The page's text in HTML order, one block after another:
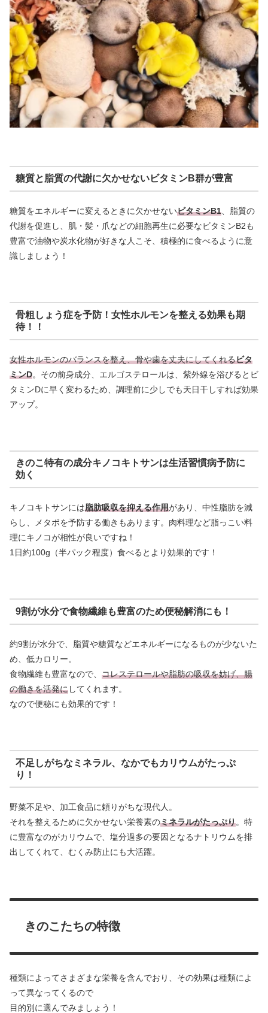
糖質と脂質の代謝に欠かせないビタミンB群が豊富
糖質をエネルギーに変えるときに欠かせないビタミンB1 、脂質の
代謝を促進し、肌・髪・爪などの細胞再生に必要なビタミンB2も
豊富で油物や炭水化物が好きな人こそ、積極的に食べるように意
識しましょう！
骨粗しょう症を予防！女性ホルモンを整える効果も期
待！！
女性ホルモンのバランスを整え、骨や歯を丈夫にしてくれるビタ
ミンD。その前身成分、エルゴステロールは、紫外線を浴びるとビ
タミンDに早く変わるため、調理前に少しでも天日干しすれば効果
アップ。
きのこ特有の成分キノコキトサンは生活習慣病予防に
効く
キノコキトサンには脂肪吸収を抑える作用があり、中性脂肪を減
らし、メタボを予防する働きもあります。肉料理など脂っこい料
理にキノコが相性が良いですね！
1日約100g（半パック程度）食べるとより効果的です！
9割が水分で食物繊維も豊富のため便秘解消にも！
約9割が水分で、脂質や糖質などエネルギーになるものが少ないた
め、低カロリー。
食物繊維も豊富なので、 コレステロールや脂肪の吸収を妨げ、腸
の働きを活発にしてくれます。
なので便秘にも効果的です！
不足しがちなミネラル、なかでもカリウムがたっぷ
り！
野菜不足や、加工食品に頼りがちな現代人。
それを整えるために欠かせない栄養素のミネラルがたっぷり。特
に豊富なのがカリウムで、塩分過多の要因となるナトリウムを排
出してくれて、むくみ防止にも大活躍。
きのこたちの特徴
種類によってさまざまな栄養を含んでおり、その効果は種類によ
って異なってくるので
目的別に選んでみましょう！